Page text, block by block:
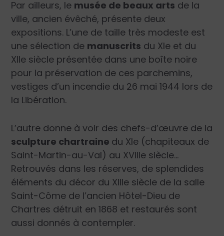
Par ailleurs, le musée de beaux arts de la
ville, ancien évêché, présente deux
expositions. L’une de taille très modeste est
une sélection de manuscrits du XIe et du
XIIe siècle présentée dans une boîte noire
pour la préservation de ces parchemins,
vestiges d’un incendie du 26 mai 1944 lors de
la Libération.
L’autre donne à voir des chefs-d’œuvre de la
sculpture chartraine du XIe (chapiteaux de
Saint-Martin-au-Val) au XVIIIe siècle…
Retrouvés dans les réserves, de splendides
éléments du décor du XIIIe siècle de la salle
Saint-Côme de l’ancien Hôtel-Dieu de
Chartres détruit en 1868 et restaurés sont
aussi donnés à contempler.